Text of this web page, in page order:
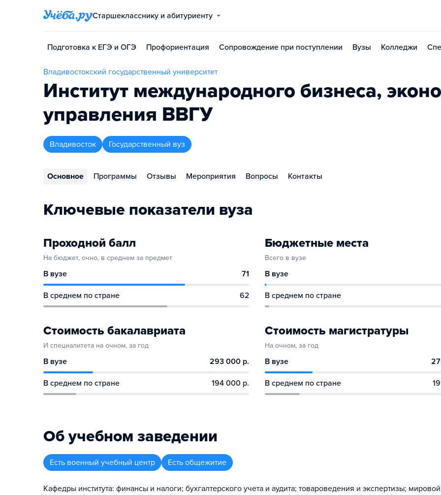
Старшекласснику и абитуриенту
Подготовка к ЕГЭ и ОГЭ Профориентация Сопровождение при поступлении Вузы Колледжи
Владивостокский государственный университет
Институт международного бизнеса,
управления ВВГУ
Владивосток Государственный вуз
Основное Программы Отзывы Мероприятия Вопросы Контакты
Ключевые показатели вуза
Проходной балл
На бюджет, очно, в среднем за предмет
В вузе 71
В среднем по стране 62
Бюджетные места
Всего в вузе
В вузе
В среднем по стране
Стоимость бакалавриата
И специалитета на очном, за год
В вузе 293 000 р.
В среднем по стране 194 000 р.
Стоимость магистратуры
На очном, за год
В вузе
В среднем по стране
Об учебном заведении
Есть военный учебный центр Есть общежитие
Кафедры института: финансы и налоги; бухгалтерского учета и аудита; товароведения и экспертизы; мировой